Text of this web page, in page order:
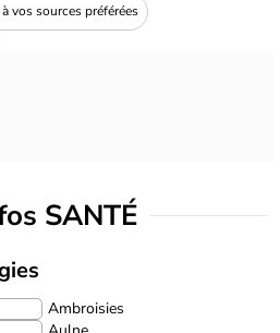
vos sources préférées
SANTÉ
Ambroisies